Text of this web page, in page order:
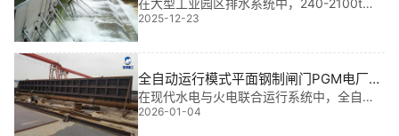
水管网供应商资质及案例参考|**可靠之选
动卷扬启闭机不仅是关键的控制设备，更是
保障汛期排涝、调水调度和船闸运行安全的
核心装置。这套设备的可靠性直接关系到整
个园区的防洪能力和运营效率。虽然价格因
额
2025-12-23
全自动运行模式平面钢制闸门PGM电厂冷
却水渠道|智能调控的水利**
在现代水电与火电联合运行系统中，全自动
运行模式平面钢制闸门PGM电厂冷却水渠道
不仅是关键的水流调控装置，更是保障电厂
2026-01-04